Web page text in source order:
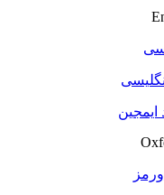
ایمجین